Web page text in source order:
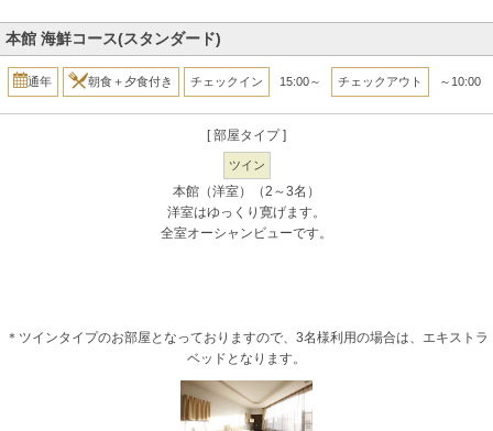
本館 海鮮コース(スタンダード)
通年 朝食＋夕食付き チェックイン 15:00～ チェックアウト ～10:00
[ 部屋タイプ ]
ツイン
本館（洋室）（2～3名）
洋室はゆっくり寛げます。
全室オーシャンビューです。
＊ツインタイプのお部屋となっておりますので、3名様利用の場合は、エキストラ
ベッドとなります。